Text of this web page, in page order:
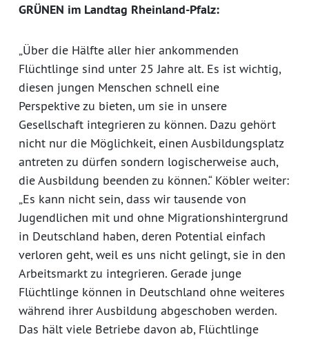
GRÜNEN im Landtag Rheinland-Pfalz:
„Über die Hälfte aller hier ankommenden
Flüchtlinge sind unter 25 Jahre alt. Es ist wichtig,
diesen jungen Menschen schnell eine
Perspektive zu bieten, um sie in unsere
Gesellschaft integrieren zu können. Dazu gehört
nicht nur die Möglichkeit, einen Ausbildungsplatz
antreten zu dürfen sondern logischerweise auch,
die Ausbildung beenden zu können.“ Köbler weiter:
„Es kann nicht sein, dass wir tausende von
Jugendlichen mit und ohne Migrationshintergrund
in Deutschland haben, deren Potential einfach
verloren geht, weil es uns nicht gelingt, sie in den
Arbeitsmarkt zu integrieren. Gerade junge
Flüchtlinge können in Deutschland ohne weiteres
während ihrer Ausbildung abgeschoben werden.
Das hält viele Betriebe davon ab, Flüchtlinge